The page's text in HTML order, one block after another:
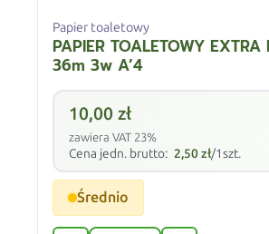
Papier toaletowy
PAPIER TOALETOWY EXTRA
36m 3w A’4
10,00 zł
zawiera VAT 23%
Cena jedn. brutto: 2,50zł/1szt.
Średnio